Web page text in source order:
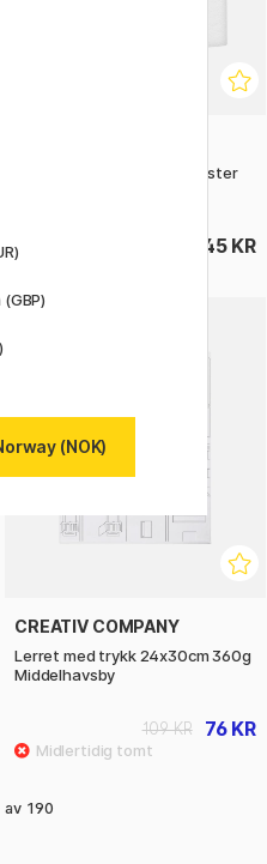
Dyp 3D lerret Bomull/Polyester
145 KR
CREATIV COMPANY
Lerret med trykk 24x30cm 360g
Middelhavsby
76 KR
109 KR
av 190
(NOK)